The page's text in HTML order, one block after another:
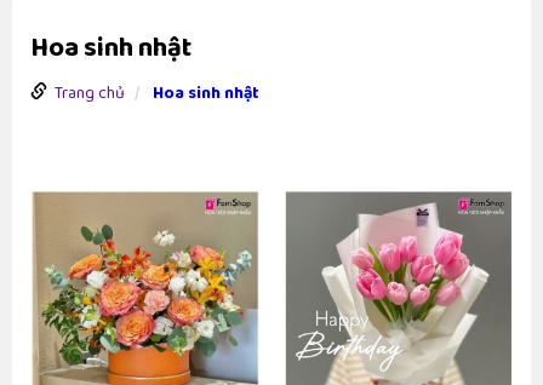
Hoa sinh nhật
Trang chủ Hoa sinh nhật